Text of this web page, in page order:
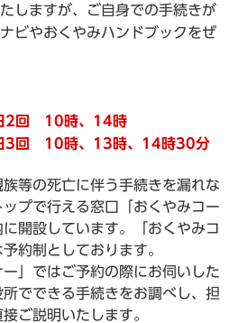
しますが、ご自身での手続きが
ビやおくやみハンドブックをぜ
2回 10時、14時
回 10時、13時、14時30分
等の死亡に伴う手続きを漏れな
プで行える窓口「おくやみコー
開設しています。「おくやみコ
約制としております。
ー」ではご予約の際にお伺いした
でできる手続きをお調べし、担
ご説明いたします。